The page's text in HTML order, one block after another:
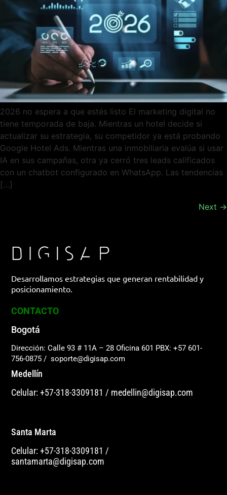
2026 no espera a que estés listo El marketing digital no
tiene temporada de baja. Mientras un hotel decide si
actualizar su estrategia, su competidor ya está probando
Google Hotel Ads. Mientras una inmobiliaria evalúa si usar
IA en sus campañas, otra ya cerró tres leads calificados
con un chatbot configurado en WhatsApp. Las tendencias
[…]
Next →
Desarrollamos estrategias que generan rentabilidad y
posicionamiento.
CONTACTO
Bogotá
Dirección: Calle 93 # 11A – 28 Oficina 601 PBX: +57 601-
756-0875 / soporte@digisap.com
Medellín
Celular: +57-318-3309181 / medellin@digisap.com
Santa Marta
Celular: +57-318-3309181 /
santamarta@digisap.com